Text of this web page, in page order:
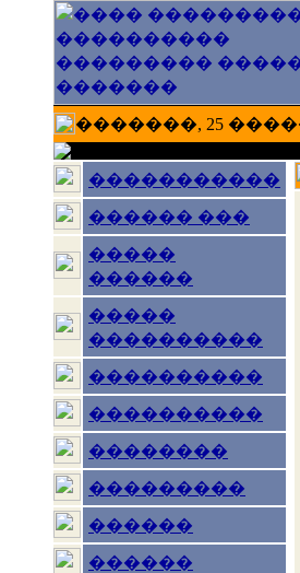
�������, 25 �����
�����������
������ ���
�����
������
�����
����������
����������
����������
��������
���������
������
������